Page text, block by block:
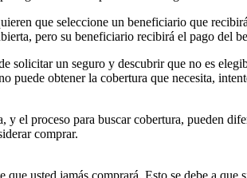
que seleccione un beneficiario que
pero su beneficiario recibirá el pago del
solicitar un seguro y descubrir que no es
puede obtener la cobertura que necesita,
y el proceso para buscar cobertura, pueden
comprar.
usted jamás comprará. Esto se debe a